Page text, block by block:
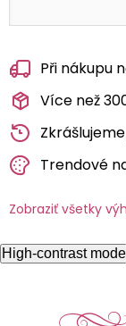
Při nákupu
Více než
Trendové
Zobraziť všetky
High-contrast mode